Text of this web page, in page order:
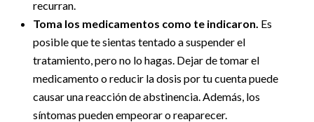
recurran.
Toma los medicamentos como te indicaron. Es
posible que te sientas tentado a suspender el
tratamiento, pero no lo hagas. Dejar de tomar el
medicamento o reducir la dosis por tu cuenta puede
causar una reacción de abstinencia. Además, los
síntomas pueden empeorar o reaparecer.